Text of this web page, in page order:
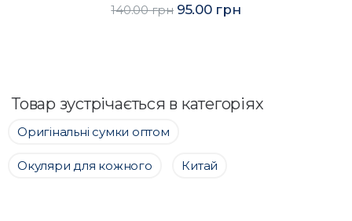
140.00 грн 95.00 грн
Товар зустрічається в категоріях
Оригінальні сумки оптом
Окуляри для кожного Китай